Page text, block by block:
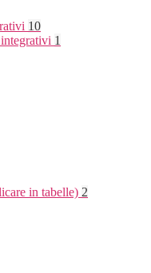
10
1
in tabelle) 2